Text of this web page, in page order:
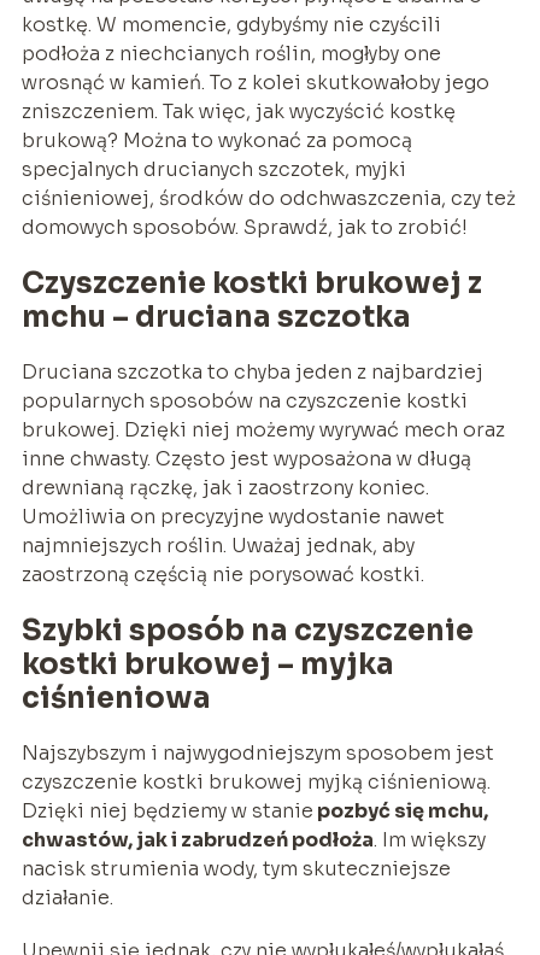
kostkę. W momencie, gdybyśmy nie czyścili
podłoża z niechcianych roślin, mogłyby one
wrosnąć w kamień. To z kolei skutkowałoby jego
zniszczeniem. Tak więc, jak wyczyścić kostkę
brukową? Można to wykonać za pomocą
specjalnych drucianych szczotek, myjki
ciśnieniowej, środków do odchwaszczenia, czy też
domowych sposobów. Sprawdź, jak to zrobić!
Czyszczenie kostki brukowej z
mchu – druciana szczotka
Druciana szczotka to chyba jeden z najbardziej
popularnych sposobów na czyszczenie kostki
brukowej. Dzięki niej możemy wyrywać mech oraz
inne chwasty. Często jest wyposażona w długą
drewnianą rączkę, jak i zaostrzony koniec.
Umożliwia on precyzyjne wydostanie nawet
najmniejszych roślin. Uważaj jednak, aby
zaostrzoną częścią nie porysować kostki.
Szybki sposób na czyszczenie
kostki brukowej – myjka
ciśnieniowa
Najszybszym i najwygodniejszym sposobem jest
czyszczenie kostki brukowej myjką ciśnieniową.
Dzięki niej będziemy w stanie pozbyć się mchu,
chwastów, jak i zabrudzeń podłoża. Im większy
nacisk strumienia wody, tym skuteczniejsze
działanie.